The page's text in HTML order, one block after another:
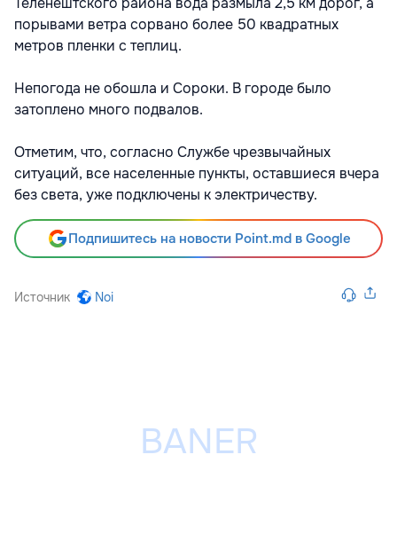
порывами ветра сорвано более 50 квадратных
метров пленки с теплиц.
Непогода не обошла и Сороки. В городе было
затоплено много подвалов.
Отметим, что, согласно Службе чрезвычайных
ситуаций, все населенные пункты, оставшиеся вчера
без света, уже подключены к электричеству.
Подпишитесь на новости Point.md в Google
Источник Noi